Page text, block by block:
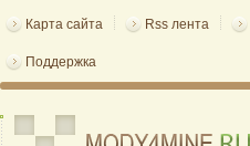
Карта сайта Rss лента
Поддержка